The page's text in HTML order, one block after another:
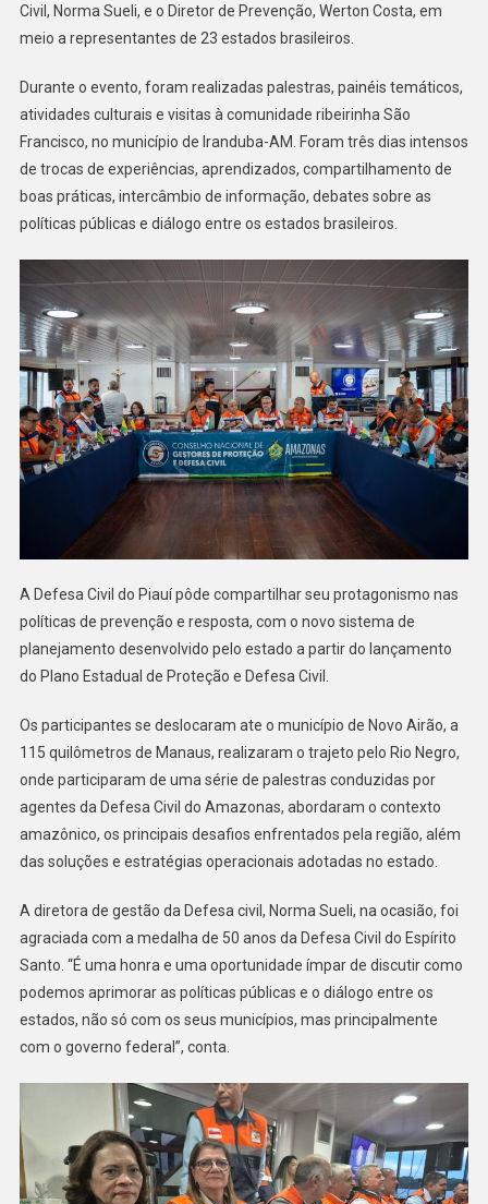
Civil, Norma Sueli, e o Diretor de Prevenção, Werton Costa, em
meio a representantes de 23 estados brasileiros.
Durante o evento, foram realizadas palestras, painéis temáticos,
atividades culturais e visitas à comunidade ribeirinha São
Francisco, no município de Iranduba-AM. Foram três dias intensos
de trocas de experiências, aprendizados, compartilhamento de
boas práticas, intercâmbio de informação, debates sobre as
políticas públicas e diálogo entre os estados brasileiros.
A Defesa Civil do Piauí pôde compartilhar seu protagonismo nas
políticas de prevenção e resposta, com o novo sistema de
planejamento desenvolvido pelo estado a partir do lançamento
do Plano Estadual de Proteção e Defesa Civil.
Os participantes se deslocaram ate o município de Novo Airão, a
115 quilômetros de Manaus, realizaram o trajeto pelo Rio Negro,
onde participaram de uma série de palestras conduzidas por
agentes da Defesa Civil do Amazonas, abordaram o contexto
amazônico, os principais desafios enfrentados pela região, além
das soluções e estratégias operacionais adotadas no estado.
A diretora de gestão da Defesa civil, Norma Sueli, na ocasião, foi
agraciada com a medalha de 50 anos da Defesa Civil do Espírito
Santo. “É uma honra e uma oportunidade ímpar de discutir como
podemos aprimorar as políticas públicas e o diálogo entre os
estados, não só com os seus municípios, mas principalmente
com o governo federal”, conta.